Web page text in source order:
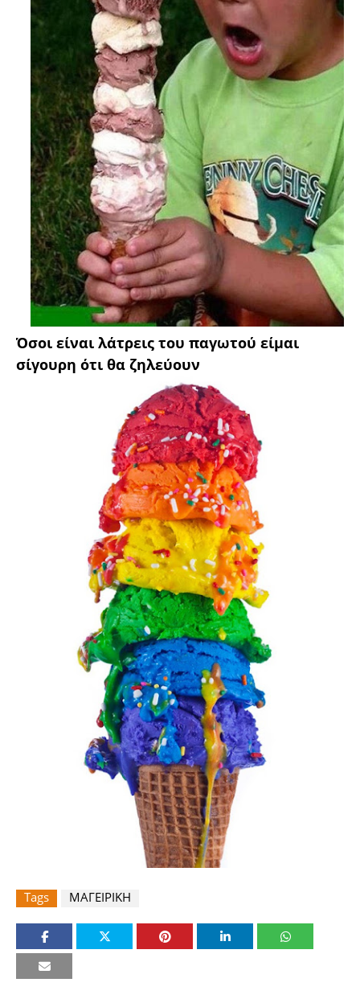
Όσοι είναι λάτρεις του παγωτού είμαι
σίγουρη ότι θα ζηλεύουν
Tags ΜΑΓΕΙΡΙΚΗ